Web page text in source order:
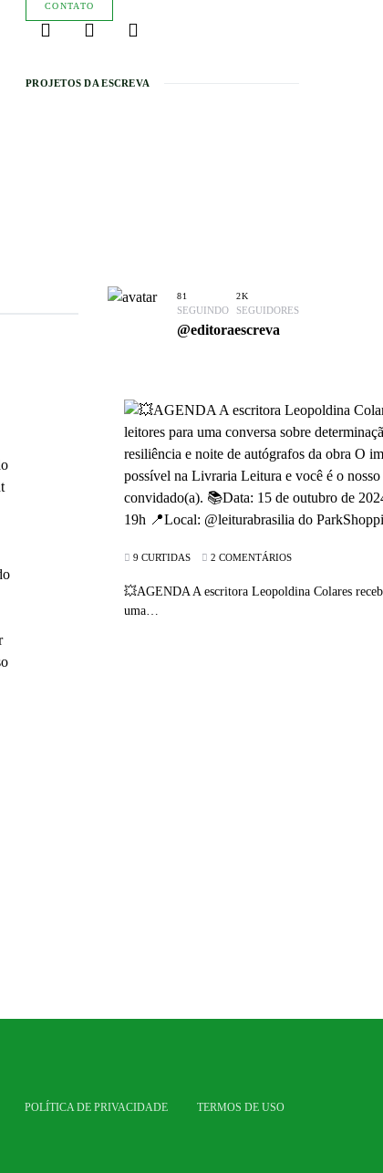
CONTATO
PROJETOS DA ESCREVA
81
SEGUINDO
2K
SEGUIDORES
@editoraescreva
9 CURTIDAS 2 COMENTÁRIOS
💥AGENDA A escritora Leopoldina Colares
uma…
POLÍTICA DE PRIVACIDADE TERMOS DE USO